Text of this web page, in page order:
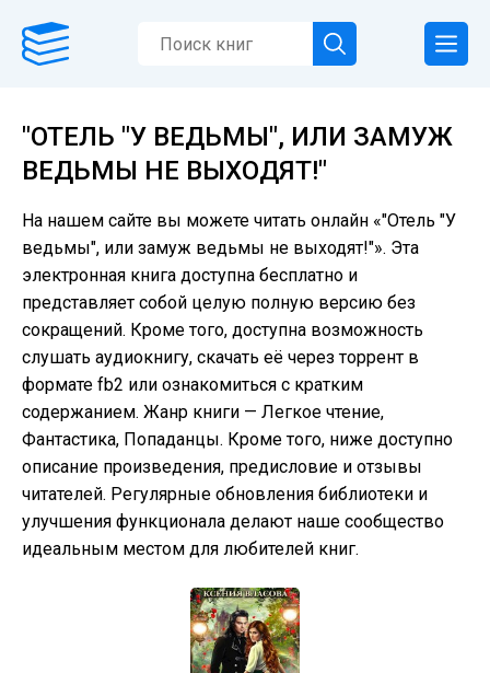
"ОТЕЛЬ "У ВЕДЬМЫ", ИЛИ ЗАМУЖ
ВЕДЬМЫ НЕ ВЫХОДЯТ!"
На нашем сайте вы можете читать онлайн «"Отель "У
ведьмы", или замуж ведьмы не выходят!"». Эта
электронная книга доступна бесплатно и
представляет собой целую полную версию без
сокращений. Кроме того, доступна возможность
слушать аудиокнигу, скачать её через торрент в
формате fb2 или ознакомиться с кратким
содержанием. Жанр книги — Легкое чтение,
Фантастика, Попаданцы. Кроме того, ниже доступно
описание произведения, предисловие и отзывы
читателей. Регулярные обновления библиотеки и
улучшения функционала делают наше сообщество
идеальным местом для любителей книг.